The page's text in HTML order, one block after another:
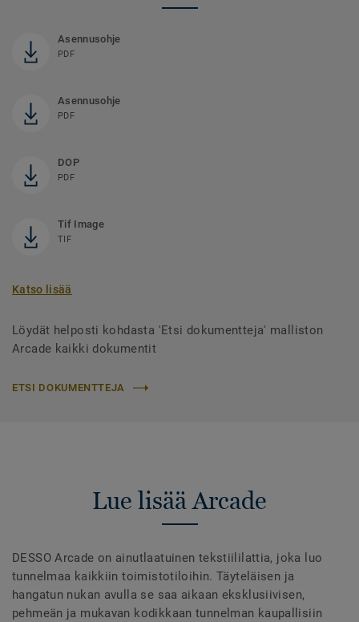
Asennusohje
PDF
Asennusohje
PDF
DOP
PDF
Tif Image
TIF
Katso lisää
Löydät helposti kohdasta 'Etsi dokumentteja' malliston
Arcade kaikki dokumentit
ETSI DOKUMENTTEJA
Lue lisää Arcade
DESSO Arcade on ainutlaatuinen tekstiililattia, joka luo
tunnelmaa kaikkiin toimistotiloihin. Täyteläisen ja
hangatun nukan avulla se saa aikaan eksklusiivisen,
pehmeän ja mukavan kodikkaan tunnelman kaupallisiin